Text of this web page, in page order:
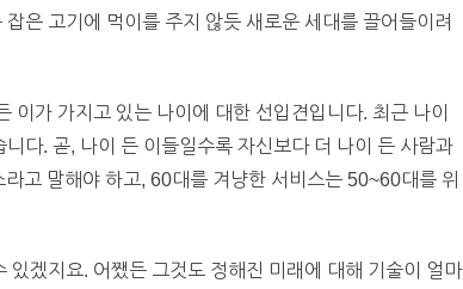
은 고기에 먹이를 주지 않듯 새로운 세대를 끌어들이려
가 가지고 있는 나이에 대한 선입견입니다. 최근 나이
다. 곧, 나이 든 이들일수록 자신보다 더 나이 든 사람과
고 말해야 하고, 60대를 겨냥한 서비스는 50~60대를 위
겠지요. 어쨌든 그것도 정해진 미래에 대해 기술이 얼마